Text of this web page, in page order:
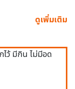
ดูเพิ่มเติม